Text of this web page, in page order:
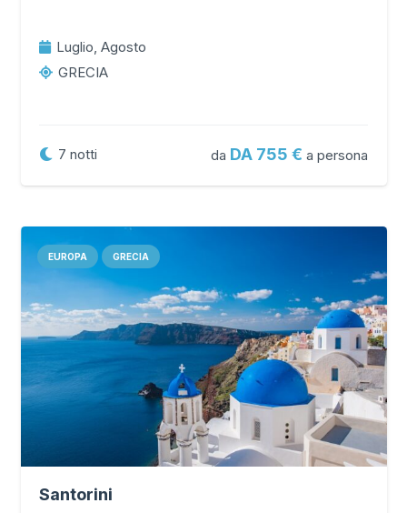
Luglio, Agosto
GRECIA
7 notti da DA 755 a persona
EUROPA GRECIA
Santorini